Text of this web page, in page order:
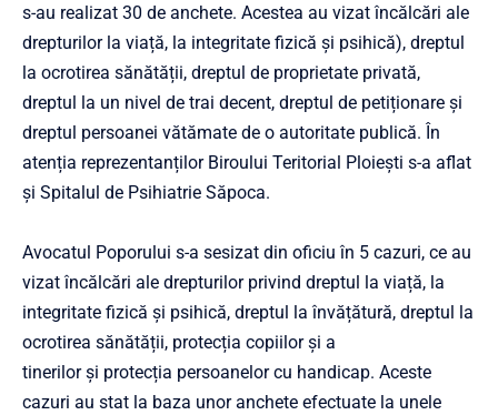
s-au realizat 30 de anchete. Acestea au vizat încălcări ale
drepturilor la viață, la integritate fizică și psihică), dreptul
la ocrotirea sănătății, dreptul de proprietate privată,
dreptul la un nivel de trai decent, dreptul de petiționare și
dreptul persoanei vătămate de o autoritate publică. În
atenția reprezentanților Biroului Teritorial Ploiești s-a aflat
și Spitalul de Psihiatrie Săpoca.
Avocatul Poporului s-a sesizat din oficiu în 5 cazuri, ce au
vizat încălcări ale drepturilor privind dreptul la viață, la
integritate fizică și psihică, dreptul la învățătură, dreptul la
ocrotirea sănătății, protecția copiilor și a
tinerilor și protecția persoanelor cu handicap. Aceste
cazuri au stat la baza unor anchete efectuate la unele